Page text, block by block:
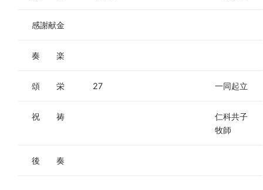
感謝献金
奏 楽
頌 栄 27 一同起立
祝 祷
仁科共子
牧師
後 奏